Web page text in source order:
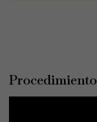
Procedimiento